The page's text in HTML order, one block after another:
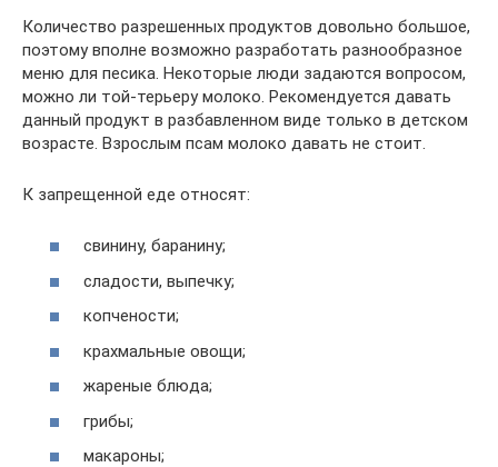
Количество разрешенных продуктов довольно большое,
поэтому вполне возможно разработать разнообразное
меню для песика. Некоторые люди задаются вопросом,
можно ли той-терьеру молоко. Рекомендуется давать
данный продукт в разбавленном виде только в детском
возрасте. Взрослым псам молоко давать не стоит.
К запрещенной еде относят:
свинину, баранину;
сладости, выпечку;
копчености;
крахмальные овощи;
жареные блюда;
грибы;
макароны;